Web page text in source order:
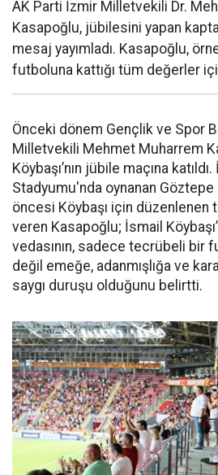
AK Parti İzmir Milletvekili Dr.
Kasapoğlu, jübilesini yapan
mesaj yayımladı. Kasapoğlu,
futboluna kattığı tüm değerler
Önceki dönem Gençlik ve Spor
Milletvekili Mehmet Muharrem
Köybaşı’nın jübile maçına
Stadyumu'nda oynanan Göztepe
öncesi Köybaşı için düzenlenen
veren Kasapoğlu; İsmail
vedasının, sadece tecrübeli bir
değil emeğe, adanmışlığa ve
saygı duruşu olduğunu belirtti.